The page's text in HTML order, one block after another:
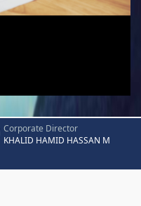
Corporate Director
KHALID HAMID HASSAN M